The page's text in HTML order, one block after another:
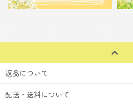
返品について
配送・送料について